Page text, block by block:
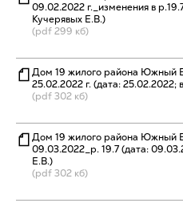
09.02.2022 г._изменения в
Кучерявых Е.В.)
(pdf 299 кб)
Дом 19 жилого района Южный
25.02.2022 г. (дата: 25.02.2022;
(pdf 302 кб)
Дом 19 жилого района Южный
09.03.2022_р. 19.7 (дата:
Е.В.)
(pdf 302 кб)